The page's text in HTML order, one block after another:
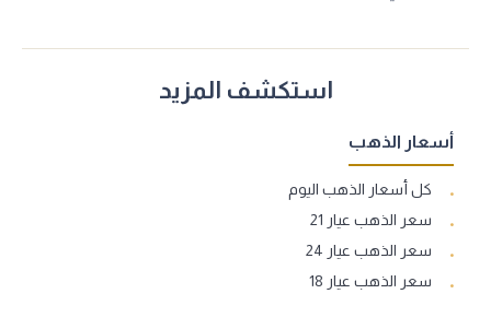
استكشف المزيد
أسعار الذهب
كل أسعار الذهب اليوم
سعر الذهب عيار 21
سعر الذهب عيار 24
سعر الذهب عيار 18